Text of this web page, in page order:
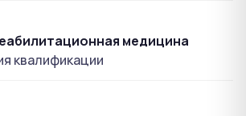
медицина
квалификации